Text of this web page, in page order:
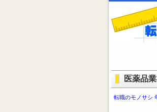
医薬品
転職のモノサシ